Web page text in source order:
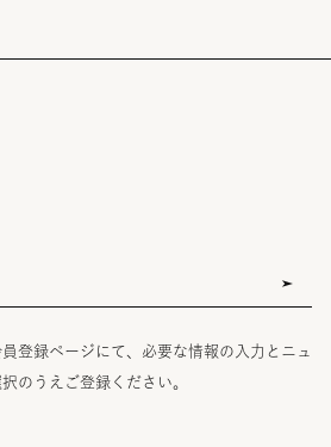
登録ページにて、必要な情報の入力とニュ
のうえご登録ください。